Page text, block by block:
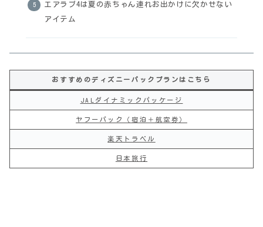
エアラブ4は夏の赤ちゃん連れお出かけに欠かせない
アイテム
おすすめのディズニーパックプランはこちら
JALダイナミックパッケージ
ヤフーパック（宿泊＋航空券）
楽天トラベル
日本旅行